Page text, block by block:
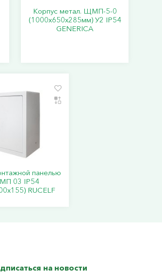
Корпус метал. ЩМП-5-0
(1000х650х285мм) У2 IP54
GENERICA
панелью
03 IP54
RUCELF
на новости